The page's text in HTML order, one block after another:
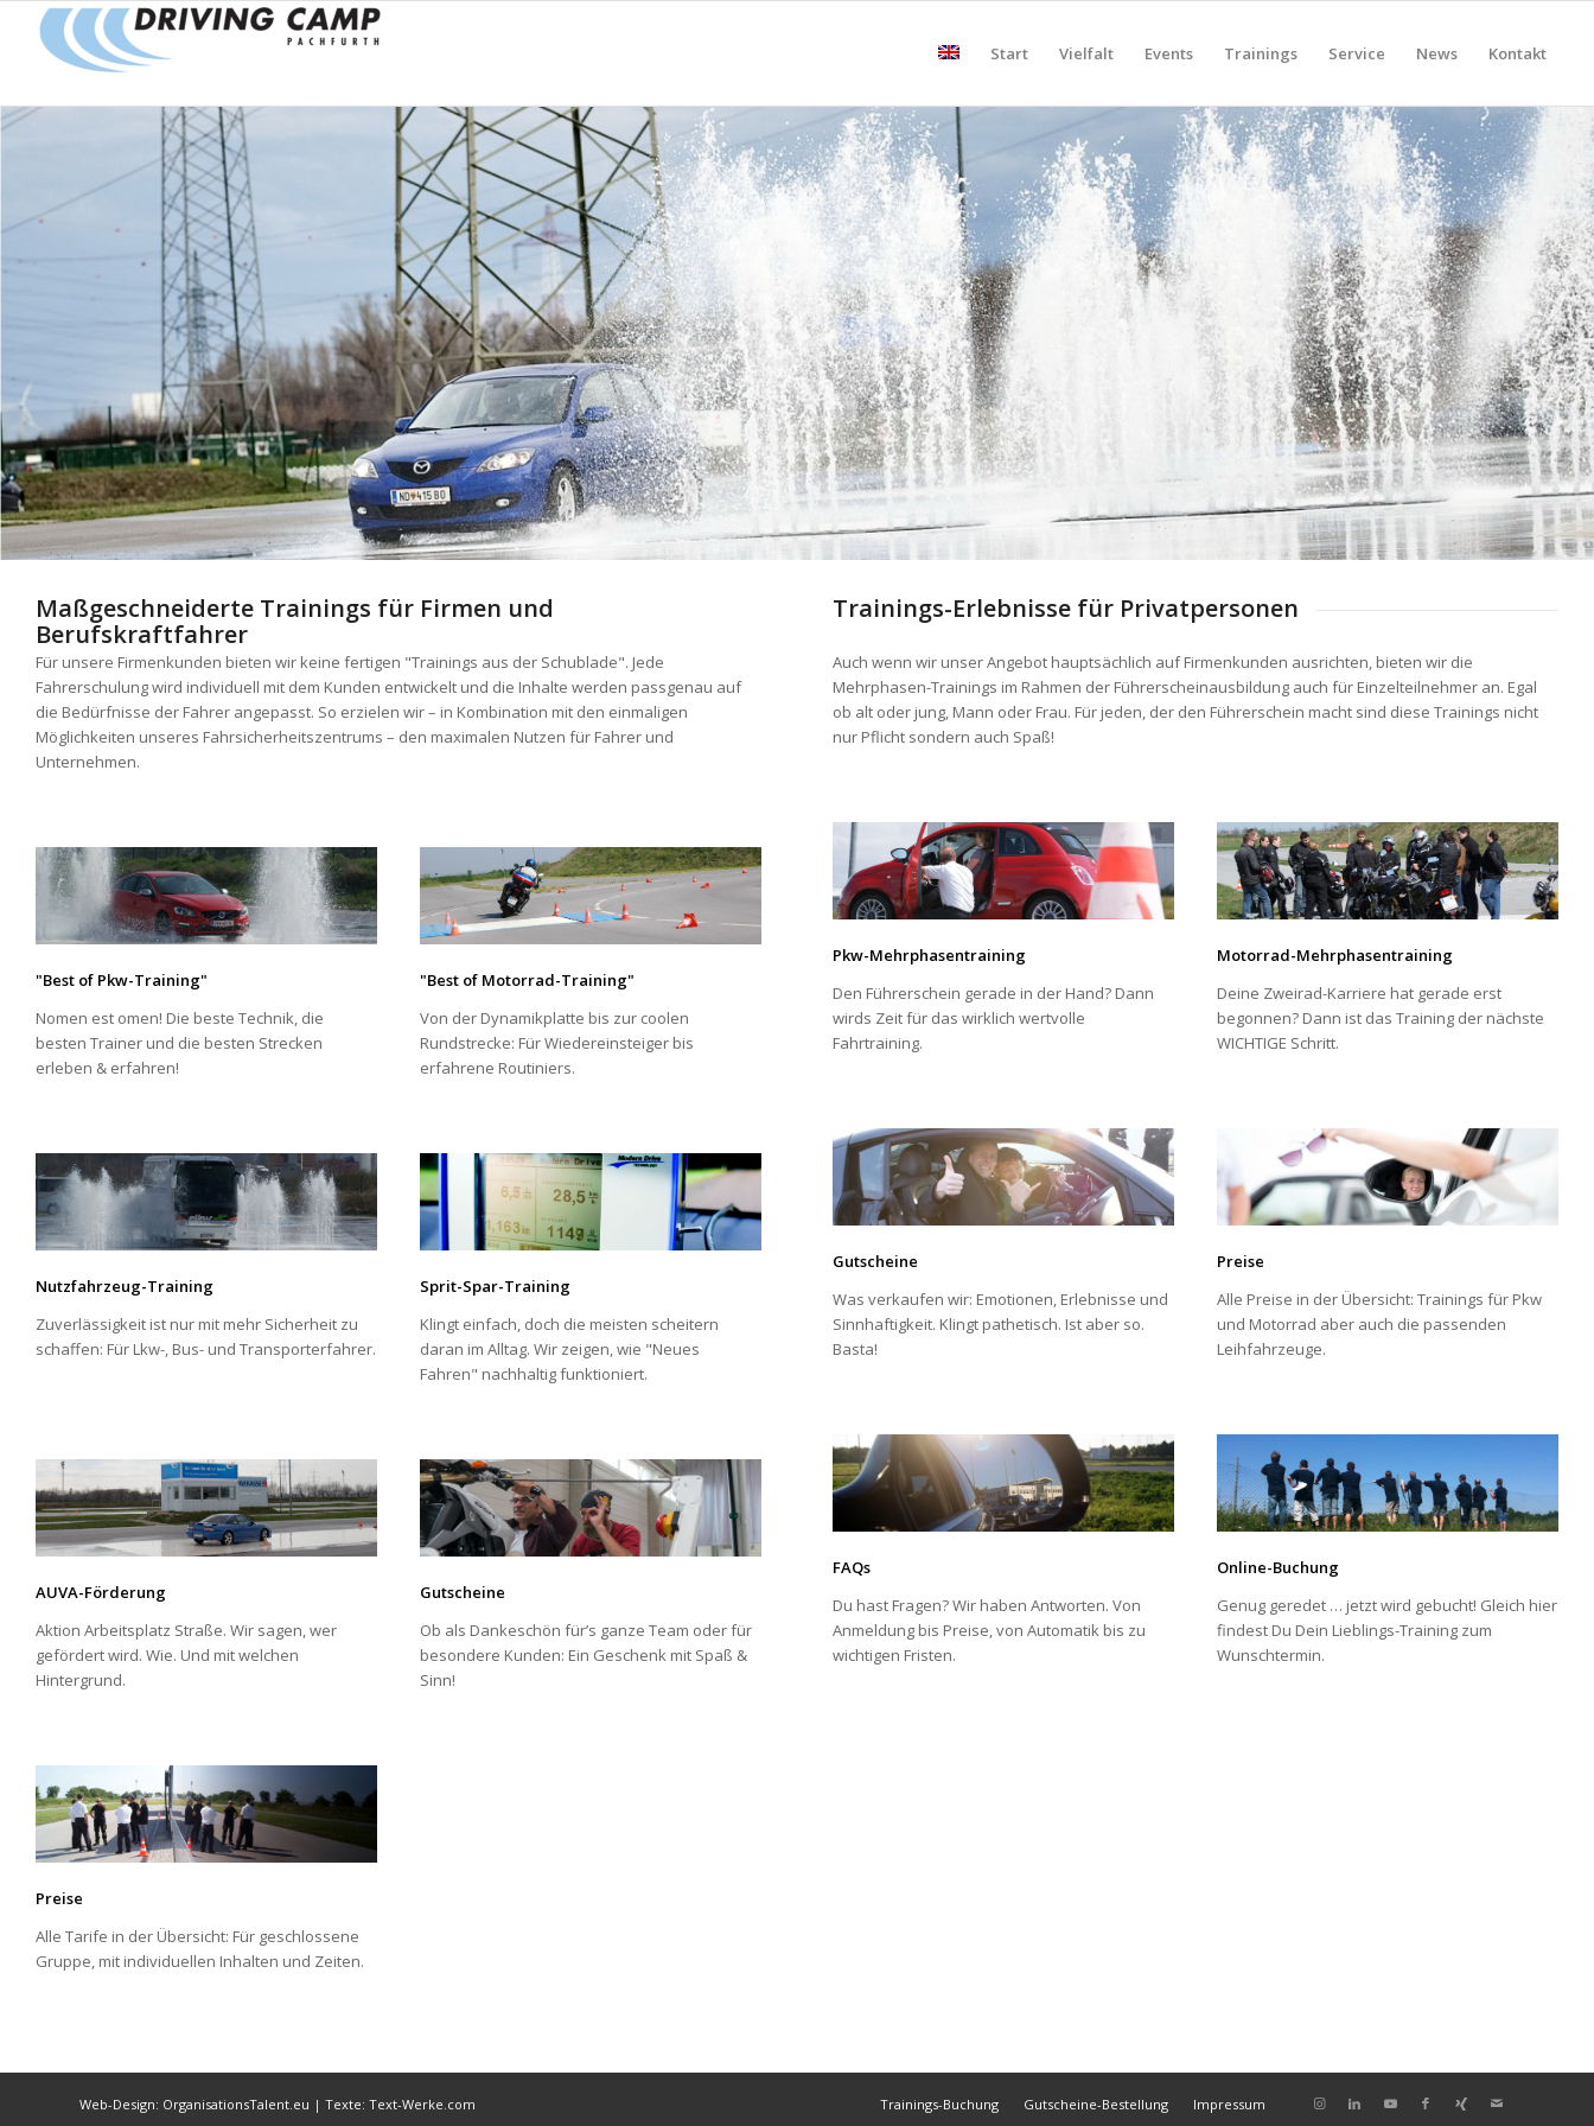
Start Vielfalt Events Trainings Service News Kontakt
Maßgeschneiderte Trainings für Firmen und
Berufskraftfahrer
Für unsere Firmenkunden bieten wir keine fertigen "Trainings aus der Schublade". Jede
Fahrerschulung wird individuell mit dem Kunden entwickelt und die Inhalte werden passgenau auf
die Bedürfnisse der Fahrer angepasst. So erzielen wir – in Kombination mit den einmaligen
Möglichkeiten unseres Fahrsicherheitszentrums – den maximalen Nutzen für Fahrer und
Unternehmen.
"Best of Pkw-Training"
Nomen est omen! Die beste Technik, die
besten Trainer und die besten Strecken
erleben & erfahren!
"Best of Motorrad-Training"
Von der Dynamikplatte bis zur coolen
Rundstrecke: Für Wiedereinsteiger bis
erfahrene Routiniers.
Nutzfahrzeug-Training
Zuverlässigkeit ist nur mit mehr Sicherheit zu
schaffen: Für Lkw-, Bus- und Transporterfahrer.
Sprit-Spar-Training
Klingt einfach, doch die meisten scheitern
daran im Alltag. Wir zeigen, wie "Neues
Fahren" nachhaltig funktioniert.
AUVA-Förderung
Aktion Arbeitsplatz Straße. Wir sagen, wer
gefördert wird. Wie. Und mit welchen
Hintergrund.
Gutscheine
Ob als Dankeschön für’s ganze Team oder für
besondere Kunden: Ein Geschenk mit Spaß &
Sinn!
Preise
Alle Tarife in der Übersicht: Für geschlossene
Gruppe, mit individuellen Inhalten und Zeiten.
.
Trainings-Erlebnisse für Privatpersonen
Auch wenn wir unser Angebot hauptsächlich auf Firmenkunden ausrichten, bieten wir die
Mehrphasen-Trainings im Rahmen der Führerscheinausbildung auch für Einzelteilnehmer an. Egal
ob alt oder jung, Mann oder Frau. Für jeden, der den Führerschein macht sind diese Trainings nicht
nur Pflicht sondern auch Spaß!
Pkw-Mehrphasentraining
Den Führerschein gerade in der Hand? Dann
wirds Zeit für das wirklich wertvolle
Fahrtraining.
Motorrad-Mehrphasentraining
Deine Zweirad-Karriere hat gerade erst
begonnen? Dann ist das Training der nächste
WICHTIGE Schritt.
Gutscheine
Was verkaufen wir: Emotionen, Erlebnisse und
Sinnhaftigkeit. Klingt pathetisch. Ist aber so.
Basta!
Preise
Alle Preise in der Übersicht: Trainings für Pkw
und Motorrad aber auch die passenden
Leihfahrzeuge.
FAQs
Du hast Fragen? Wir haben Antworten. Von
Anmeldung bis Preise, von Automatik bis zu
wichtigen Fristen.
Online-Buchung
Genug geredet … jetzt wird gebucht! Gleich hier
findest Du Dein Lieblings-Training zum
Wunschtermin.
Web-Design: OrganisationsTalent.eu | Texte: Text-Werke.com Trainings-Buchung Gutscheine-Bestellung Impressum